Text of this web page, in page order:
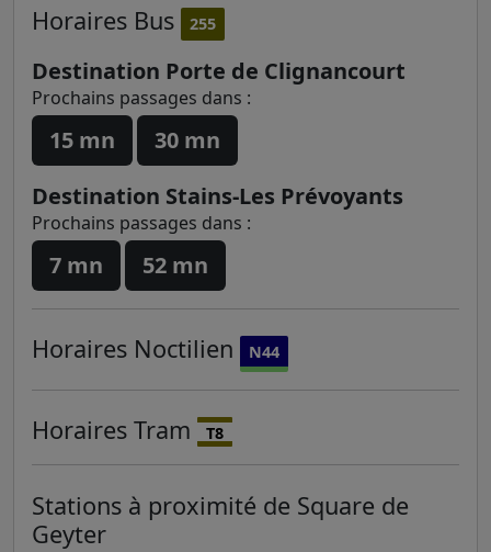
Horaires Bus 255
Destination Porte de Clignancourt
Prochains passages dans :
15 mn
30 mn
Destination Stains-Les Prévoyants
Prochains passages dans :
7 mn 52 mn
Horaires Noctilien N44
Horaires Tram T8
Stations à proximité de Square de
Geyter